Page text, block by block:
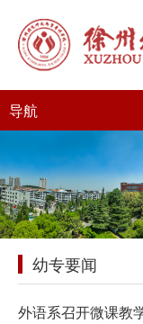
导航
幼专要闻
外语系召开微课教